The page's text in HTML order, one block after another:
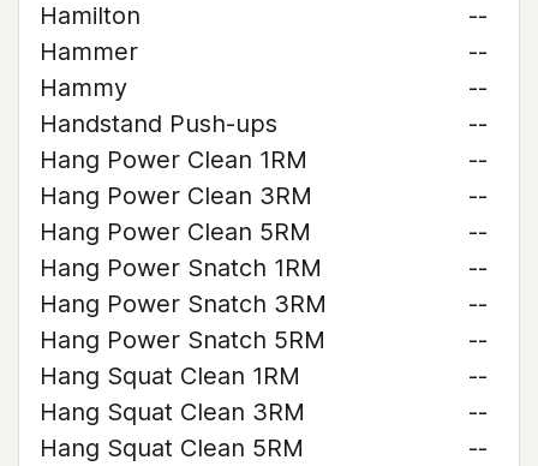
Hamilton
--
Hammer
--
Hammy
--
Handstand Push-ups
--
Hang Power Clean 1RM
--
Hang Power Clean 3RM
--
Hang Power Clean 5RM
--
Hang Power Snatch 1RM
--
Hang Power Snatch 3RM
--
Hang Power Snatch 5RM
--
Hang Squat Clean 1RM
--
Hang Squat Clean 3RM
--
Hang Squat Clean 5RM
--